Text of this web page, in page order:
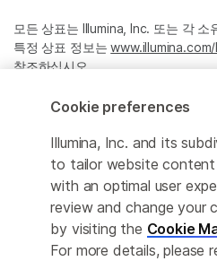
모든 상표는 Illumina, Inc. 또는 각 소
특정 상표 정보는
참조하십시오.
Privacy Policy
© 2026 Illumina, Inc. All rights
Cookie preferences
Illumina, Inc. and its
to tailor website content
with an optimal user
review and change your
by visiting the Cookie
For more details, please